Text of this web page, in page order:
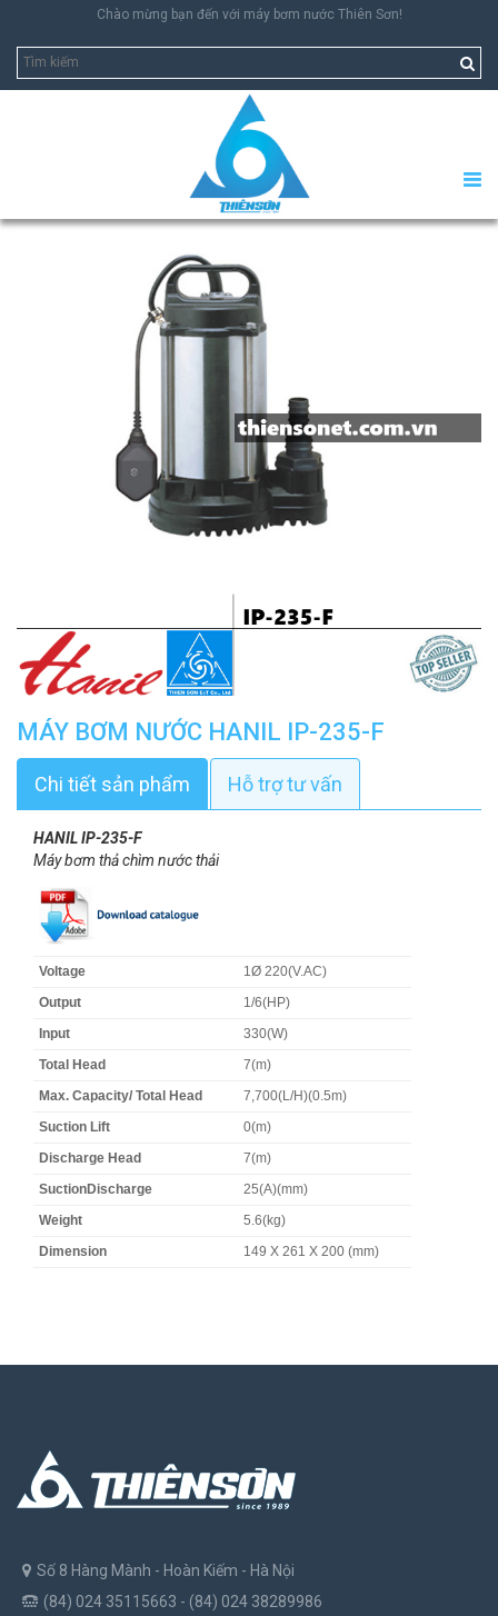
Chào mừng bạn đến với máy bơm nước Thiên Sơn!
MÁY BƠM NƯỚC HANIL IP-235-F
Chi tiết sản phẩm Hỗ trợ tư vấn
HANIL IP-235-F
Máy bơm thả chìm nước thải
Voltage
1Ø 220(V.AC)
Output
1/6(HP)
Input
330(W)
Total Head
7(m)
Max. Capacity/ Total Head
7,700(L/H)(0.5m)
Suction Lift
0(m)
Discharge Head
7(m)
SuctionDischarge
25(A)(mm)
Weight
5.6(kg)
Dimension
149 X 261 X 200 (mm)
Số 8 Hàng Mành - Hoàn Kiếm - Hà Nội
(84) 024 35115663 - (84) 024 38289986